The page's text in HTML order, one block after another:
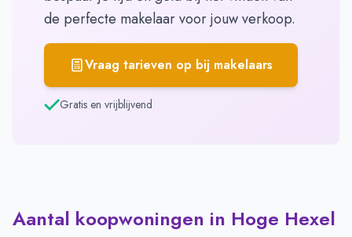
de perfecte makelaar voor jouw verkoop.
Vraag tarieven op bij makelaars
Gratis en vrijblijvend
Aantal koopwoningen in Hoge Hexel